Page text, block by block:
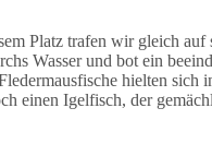
Platz trafen wir gleich
Wasser und bot ein
hielten sich
einen Igelfisch, der